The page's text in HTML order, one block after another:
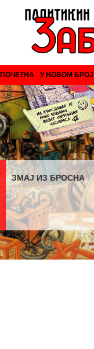
ПОЧЕТНА У НОВОМ
ЗМАЈ ИЗ БРОСНА